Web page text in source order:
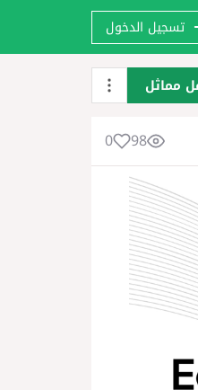
تسجيل الدخول
مماثل
98
0